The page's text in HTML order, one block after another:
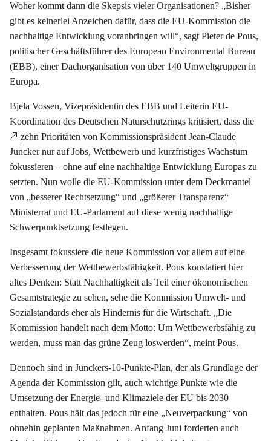
Woher kommt dann die Skepsis vieler Organisationen? „Bisher
gibt es keinerlei Anzeichen dafür, dass die EU-Kommission die
nachhaltige Entwicklung voranbringen will“, sagt Pieter de Pous,
politischer Geschäftsführer des European Environmental Bureau
(EBB), einer Dachorganisation von über 140 Umweltgruppen in
Europa.
Bjela Vossen, Vizepräsidentin des EBB und Leiterin EU-
Koordination des Deutschen Naturschutzrings kritisiert, dass die
zehn Prioritäten von Kommissionspräsident Jean-Claude
Junckernur auf Jobs, Wettbewerb und kurzfristiges Wachstum
fokussieren – ohne auf eine nachhaltige Entwicklung Europas zu
setzten. Nun wolle die EU-Kommission unter dem Deckmantel
von „besserer Rechtsetzung“ und „größerer Transparenz“
Ministerrat und EU-Parlament auf diese wenig nachhaltige
Schwerpunktsetzung festlegen.
Insgesamt fokussiere die neue Kommission vor allem auf eine
Verbesserung der Wettbewerbsfähigkeit. Pous konstatiert hier
altes Denken: Statt Nachhaltigkeit als Teil einer ökonomischen
Gesamtstrategie zu sehen, sehe die Kommission Umwelt- und
Sozialstandards eher als Hindernis für die Wirtschaft. „Die
Kommission handelt nach dem Motto: Um Wettbewerbsfähig zu
werden, muss man das grüne Zeug loswerden“, meint Pous.
Dennoch sind in Junckers-10-Punkte-Plan, der als Grundlage der
Agenda der Kommission gilt, auch wichtige Punkte wie die
Umsetzung der Energie- und Klimaziele der EU bis 2030
enthalten. Pous hält das jedoch für eine „Neuverpackung“ von
ohnehin geplanten Maßnahmen. Anfang Juni forderten auch